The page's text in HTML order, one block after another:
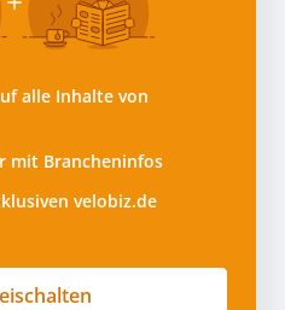
alle Inhalte von
mit Brancheninfos
velobiz.de